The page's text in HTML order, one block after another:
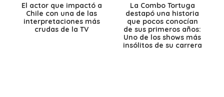
El actor que impactó a
Chile con una de las
interpretaciones más
crudas de la TV
La Combo Tortuga
destapó una historia
que pocos conocían
de sus primeros años:
Uno de los shows más
insólitos de su carrera